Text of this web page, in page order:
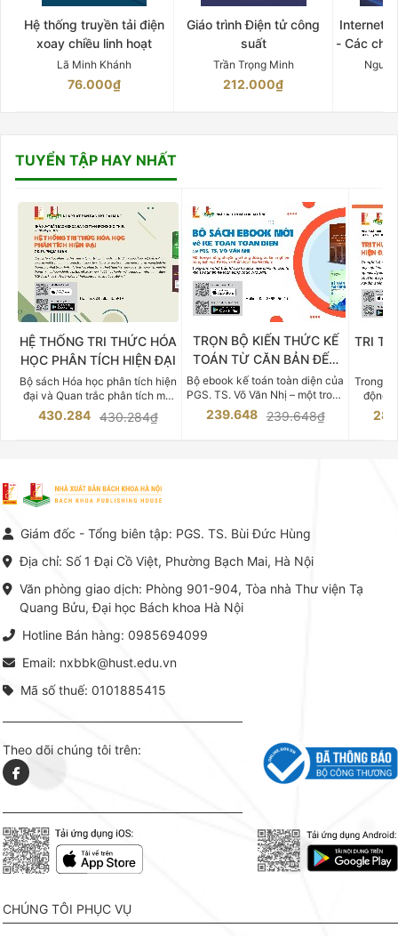
Hệ thống truyền tải điện
xoay chiều linh hoạt
Lã Minh Khánh
76.000₫
Giáo trình Điện tử công
suất
Trần Trọng Minh
212.000₫
Internet
- Các
TUYỂN TẬP HAY NHẤT
HỆ THỐNG TRI THỨC HÓA
HỌC PHÂN TÍCH HIỆN ĐẠI
Bộ sách Hóa học phân tích hiện
đại và Quan trắc phân tích môi
trường của Cố Giáo sư, Tiến sĩ
Phạm Luận là một trong những
vực Hóa học phân tích tại Việt
Nam hiện nay. Bộ sách mang
đến một hệ thống tri thức hoàn
thuật thực hành -> Ứng dụng
chuyên ngành, được NXB Bách
khoa Hà Nội ấn hành cả hai
phiên bản sách giấy và điện tử.
430.284 430.284₫
TRỌN BỘ KIẾN THỨC KẾ
TOÁN TỪ CĂN BẢN ĐẾN
CHUYÊN SÂU
Bộ ebook kế toán toàn diện của
PGS. TS. Võ Văn Nhị – một trong
những chuyên gia hàng đầu,
giàu kinh nghiệm trong lĩnh vực
239.648 239.648₫
TRI
Trong
động
việc
tế và
tín trong
lý. Các
Giám đốc - Tổng biên tập: PGS. TS. Bùi Đức Hùng
Địa chỉ: Số 1 Đại Cồ Việt, Phường Bạch Mai, Hà Nội
Văn phòng giao dịch: Phòng 901-904, Tòa nhà Thư viện Tạ
Quang Bửu, Đại học Bách khoa Hà Nội
Hotline Bán hàng: 0985694099
Email: nxbbk@hust.edu.vn
Mã số thuế: 0101885415
Theo dõi chúng tôi trên:
CHÚNG TÔI PHỤC VỤ